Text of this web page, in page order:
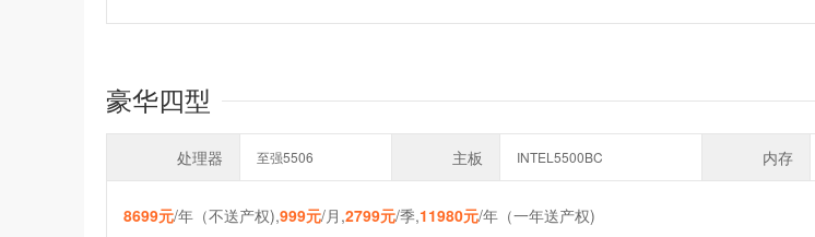
豪华四型
处理器 至强5506 主板 INTEL5500BC 内存
8699元/年（不送产权),999元/月,2799元/季,11980元/年（一年送产权)